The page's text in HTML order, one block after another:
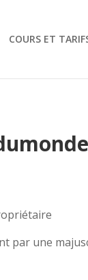
COURS ET
par une